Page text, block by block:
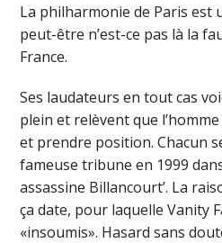
La philharmonie de Paris est
peut-être n’est-ce pas là la
France.
Ses laudateurs en tout cas
plein et relèvent que l’homme
et prendre position. Chacun
fameuse tribune en 1999
assassine Billancourt’. La
ça date, pour laquelle Vanity
«insoumis». Hasard sans